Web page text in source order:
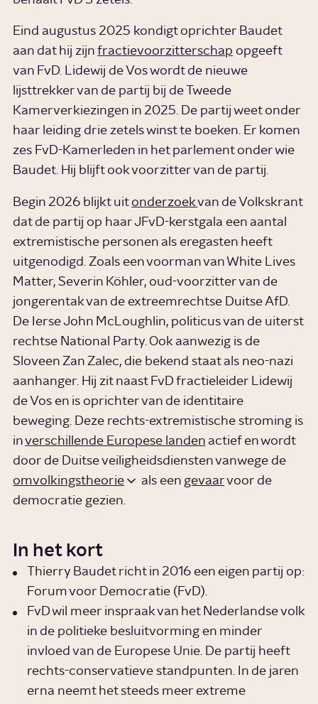
Eind augustus 2025 kondigt oprichter Baudet
aan dat hij zijnfractievoorzitterschap opgeeft
van FvD. Lidewij de Vos wordt de nieuwe
lijsttrekker van de partij bij de Tweede
Kamerverkiezingen in 2025. De partij weet onder
haar leiding drie zetels winst te boeken. Er komen
zes FvD-Kamerleden in het parlement onder wie
Baudet. Hij blijft ook voorzitter van de partij.
Begin 2026 blijkt uit onderzoekvan de Volkskrant
dat de partij op haar JFvD-kerstgala een aantal
extremistische personen als eregasten heeft
uitgenodigd. Zoals een voorman van White Lives
Matter, Severin Köhler, oud-voorzitter van de
jongerentak van de extreemrechtse Duitse AfD.
De Ierse John McLoughlin, politicus van de uiterst
rechtse National Party. Ook aanwezig is de
Sloveen Zan Zalec, die bekend staat als neo-nazi
aanhanger. Hij zit naast FvD fractieleider Lidewij
de Vos en is oprichter van de identitaire
beweging. Deze rechts-extremistische stroming is
inverschillende Europese landen actief en wordt
door de Duitse veiligheidsdiensten vanwege de
omvolkingstheorie
als een gevaarvoor de
democratie gezien.
In het kort
Thierry Baudet richt in 2016 een eigen partij op:
Forum voor Democratie (FvD).
FvD wil meer inspraak van het Nederlandse volk
in de politieke besluitvorming en minder
invloed van de Europese Unie. De partij heeft
rechts-conservatieve standpunten. In de jaren
erna neemt het steeds meer extreme